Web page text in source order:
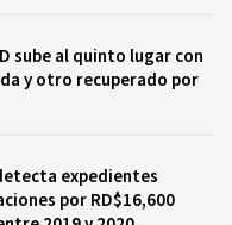
sube al quinto lugar con
y otro recuperado por
expedientes
por RD$16,600